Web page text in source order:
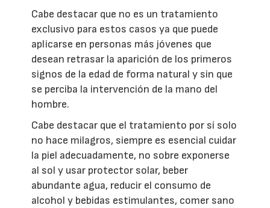
Cabe destacar que no es un tratamiento
exclusivo para estos casos ya que puede
aplicarse en personas más jóvenes que
desean retrasar la aparición de los primeros
signos de la edad de forma natural y sin que
se perciba la intervención de la mano del
hombre.
Cabe destacar que el tratamiento por sí solo
no hace milagros, siempre es esencial cuidar
la piel adecuadamente, no sobre exponerse
al sol y usar protector solar, beber
abundante agua, reducir el consumo de
alcohol y bebidas estimulantes, comer sano